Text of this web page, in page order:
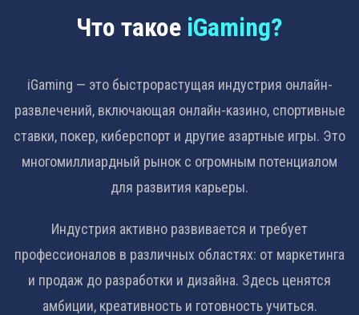
Что такое iGaming?
iGaming — это быстрорастущая индустрия онлайн-
развлечений, включающая онлайн-казино, спортивные
ставки, покер, киберспорт и другие азартные игры. Это
многомиллиардный рынок с огромным потенциалом
для развития карьеры.
Индустрия активно развивается и требует
профессионалов в различных областях: от маркетинга
и продаж до разработки и дизайна. Здесь ценятся
амбиции, креативность и готовность учиться.